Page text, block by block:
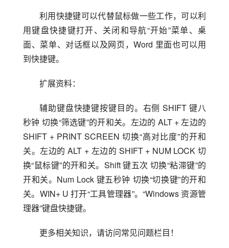
利用快捷键可以代替鼠标做一些工作，可以利
用键盘快捷键打开、关闭和导航“开始”菜单、桌
面、菜单、对话框以及网页，Word 里面也可以用
到快捷键。
扩展资料：
辅助键盘快捷键按键目的。右侧 SHIFT 键八
秒钟 切换“筛选键”的开和关。左边的 ALT + 左边的
SHIFT + PRINT SCREEN 切换“高对比度”的开和
关。左边的 ALT + 左边的 SHIFT + NUM LOCK 切
换“鼠标键”的开和关。Shift 键五次 切换“粘滞键”的
开和关。Num Lock 键五秒钟 切换“切换键”的开和
关。WIN+ U 打开“工具管理器”。“Windows 资源管
理器”键盘快捷键。
更多相关知识，请访问常见问题栏目！